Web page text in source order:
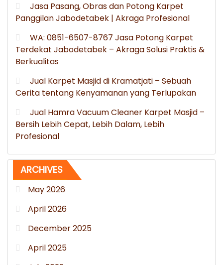
Jasa Pasang, Obras dan Potong Karpet
Panggilan Jabodetabek | Akraga Profesional
WA: 0851-6507-8767 Jasa Potong Karpet
Terdekat Jabodetabek – Akraga Solusi Praktis &
Berkualitas
Jual Karpet Masjid di Kramatjati – Sebuah
Cerita tentang Kenyamanan yang Terlupakan
Jual Hamra Vacuum Cleaner Karpet Masjid –
Bersih Lebih Cepat, Lebih Dalam, Lebih
Profesional
ARCHIVES
May 2026
April 2026
December 2025
April 2025